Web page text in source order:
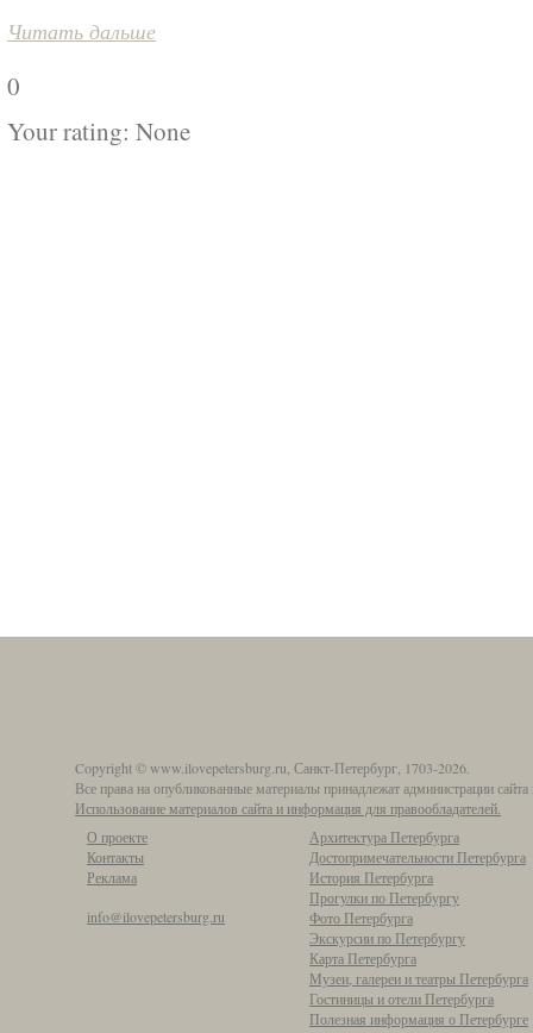
Читать дальше
0
Your rating: None
Copyright © www.ilovepetersburg.ru, Санкт-Петербург, 1703-2026.
Все права на опубликованные материалы принадлежат администрации
Использование материалов сайта и информация для правообладателей.
О проекте
Контакты
Реклама
info@ilovepetersburg.ru
Архитектура Петербурга
Достопримечательности Петербурга
История Петербурга
Прогулки по Петербургу
Фото Петербурга
Экскурсии по Петербургу
Карта Петербурга
Музеи, галереи и театры Петербурга
Гостиницы и отели Петербурга
Полезная информация о Петербурге